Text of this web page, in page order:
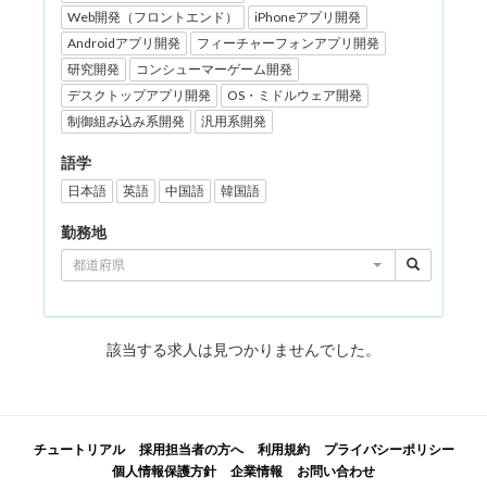
Web開発（フロントエンド）
iPhoneアプリ開発
Androidアプリ開発
フィーチャーフォンアプリ開発
研究開発
コンシューマーゲーム開発
デスクトップアプリ開発
OS・ミドルウェア開発
制御組み込み系開発
汎用系開発
語学
日本語 英語 中国語 韓国語
勤務地
都道府県
該当する求人は見つかりませんでした。
チュートリアル 採用担当者の方へ 利用規約
プライバシーポリシー
個人情報保護方針
企業情報 お問い合わせ